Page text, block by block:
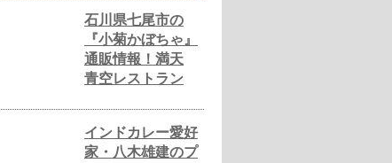
石川県七尾市の
『小菊かぼちゃ』
通販情報！満天
青空レストラン
インドカレー愛好
家・八木雄建のプ